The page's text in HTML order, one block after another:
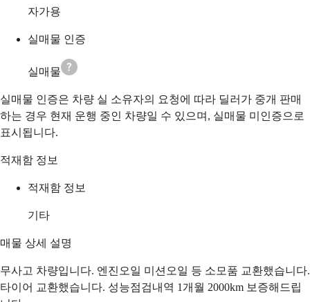
자가용
실매물 인증
실매물
실매물 인증은 차량 실 소유자의 요청에 따라 딜러가 중개 판매
하는 경우 현재 운행 중인 차량일 수 있으며, 실매물 미인증으로
표시됩니다.
적재함 정보
적재함 정보
기타
매물 상세 설명
무사고 차량입니다. 엔진오일 미션오일 등 소모품 교환했습니다.
타이어 교환했습니다. 성능점검내역 1개월 2000km 보증해드립